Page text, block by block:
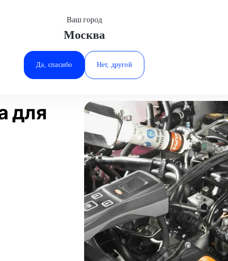
Минеральные Воды
Ростов-на-Дону
Ставрополь
Ваш город
Москва
Да, спасибо Нет, другой
ГАЗ
Статьи
для